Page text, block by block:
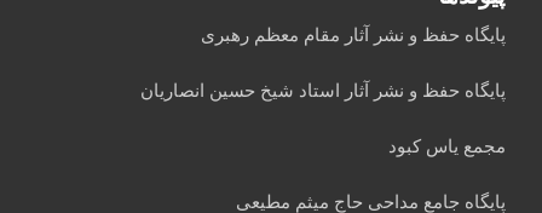
پایگاه حفظ و نشر آثار مقام معظم رهبری
پایگاه حفظ و نشر آثار استاد شیخ حسین انصاریان
مجمع یاس کبود
پایگاه جامع مداحی حاج میثم مطیعی